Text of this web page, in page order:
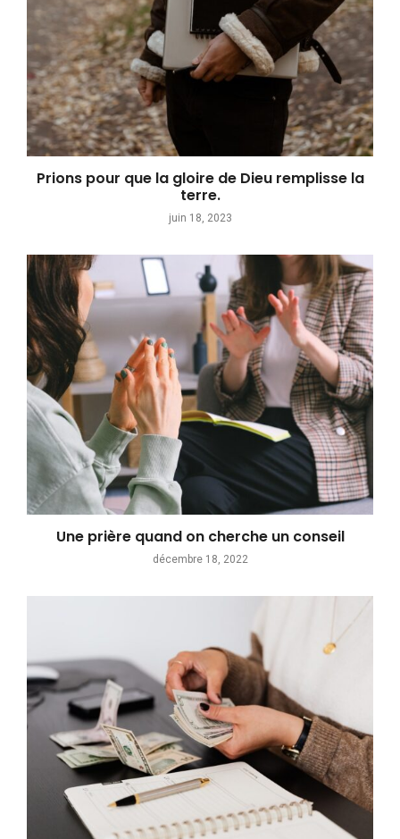
Prions pour que la gloire de Dieu remplisse la
terre.
juin 18, 2023
Une prière quand on cherche un conseil
décembre 18, 2022